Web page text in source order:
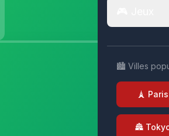
🏙️ Villes
🗼 Paris
🏯